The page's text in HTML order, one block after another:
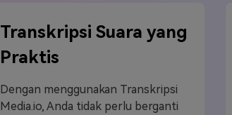
Transkripsi Suara yang
Praktis
Dengan menggunakan Transkripsi
Media.io, Anda tidak perlu berganti